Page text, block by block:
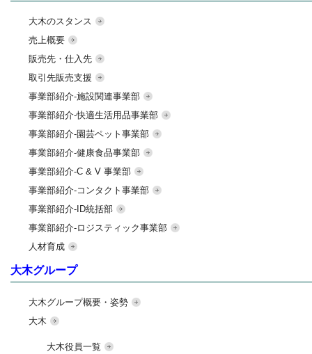
大木のスタンス
売上概要
販売先・仕入先
取引先販売支援
事業部紹介-施設関連事業部
事業部紹介-快適生活用品事業部
事業部紹介-園芸ペット事業部
事業部紹介-健康食品事業部
事業部紹介-C & V 事業部
事業部紹介-コンタクト事業部
事業部紹介-ID統括部
事業部紹介-ロジスティック事業部
人材育成
大木グループ
大木グループ概要・姿勢
大木
大木役員一覧